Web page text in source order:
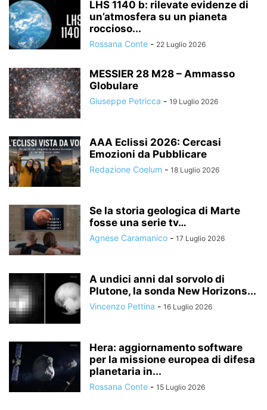
LHS 1140 b: rilevate evidenze di
un’atmosfera su un pianeta
roccioso...
Rossana Conte - 22 Luglio 2026
MESSIER 28 M28 – Ammasso
Globulare
Giuseppe Petricca - 19 Luglio 2026
AAA Eclissi 2026: Cercasi
Emozioni da Pubblicare
Redazione Coelum - 18 Luglio 2026
Se la storia geologica di Marte
fosse una serie tv…
Agnese Caramanico - 17 Luglio 2026
A undici anni dal sorvolo di
Plutone, la sonda New Horizons...
Vincenzo Pettina - 16 Luglio 2026
Hera: aggiornamento software
per la missione europea di difesa
planetaria in...
Rossana Conte - 15 Luglio 2026